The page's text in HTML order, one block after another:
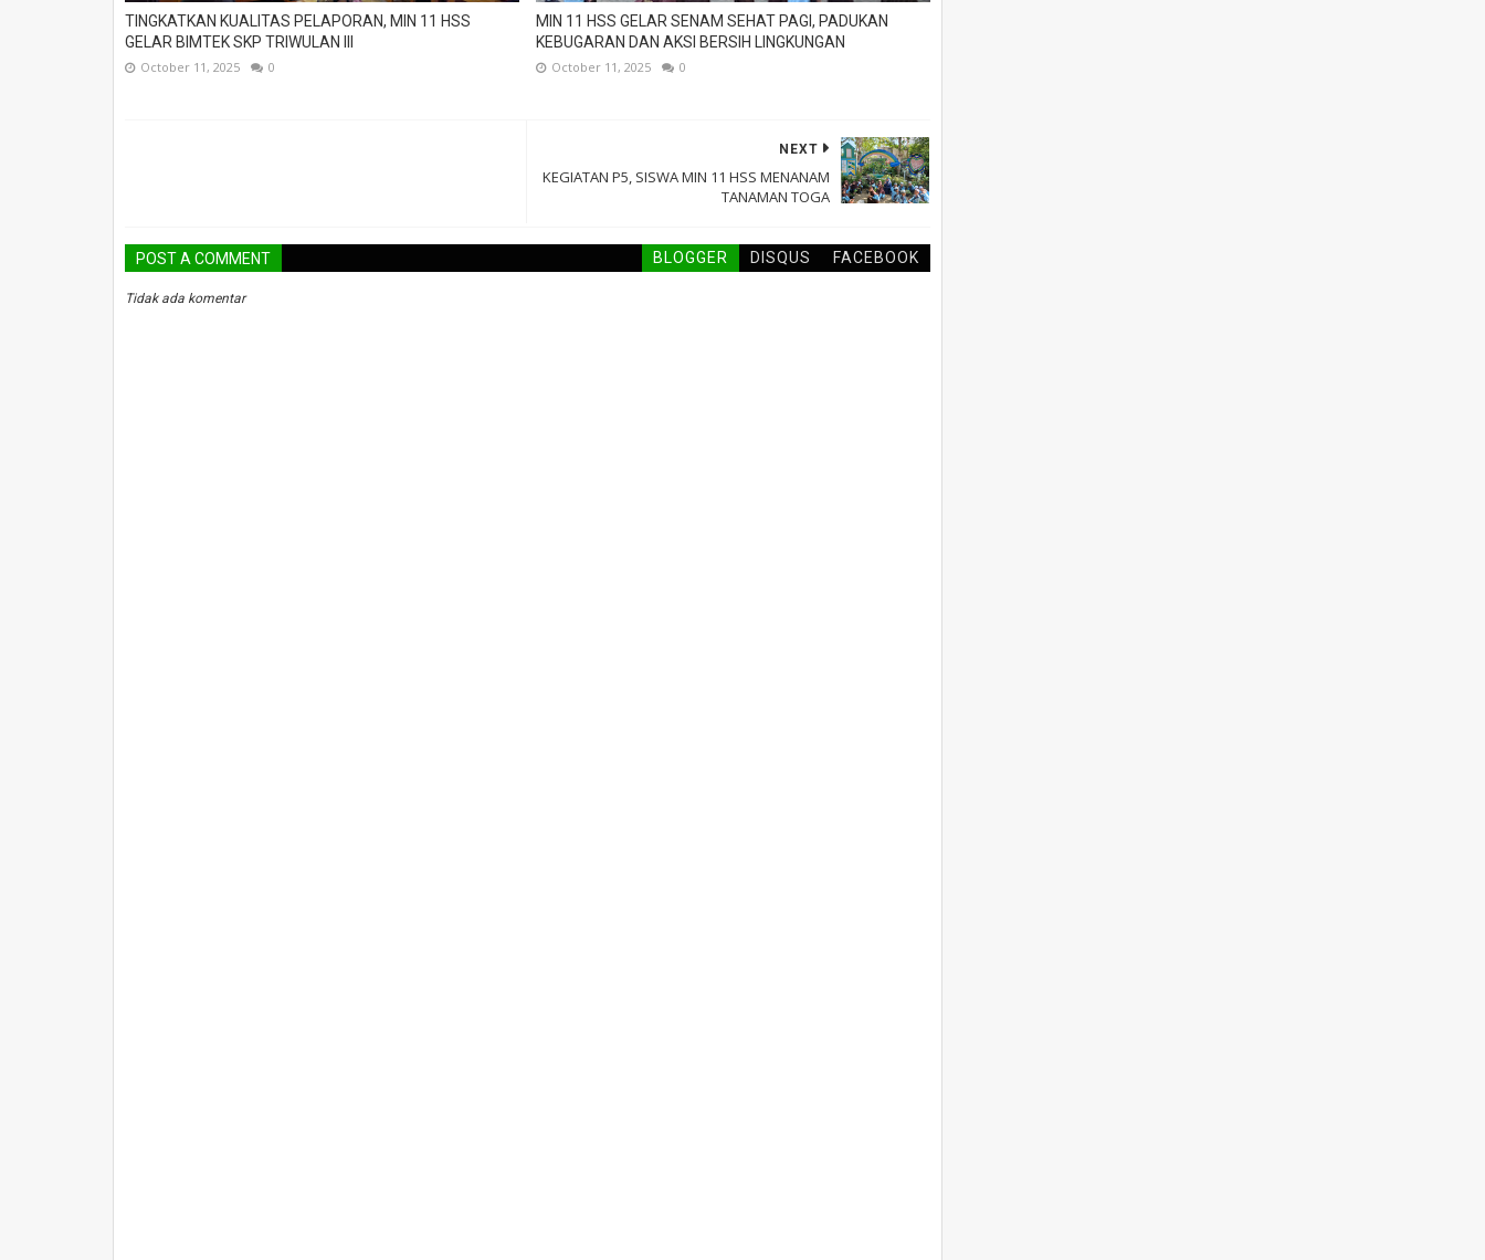
TINGKATKAN KUALITAS PELAPORAN, MIN 11 HSS
GELAR BIMTEK SKP TRIWULAN III
October 11, 2025 0
MIN 11 HSS GELAR SENAM SEHAT PAGI, PADUKAN
KEBUGARAN DAN AKSI BERSIH LINGKUNGAN
October 11, 2025 0
NEXT
KEGIATAN P5, SISWA MIN 11 HSS MENANAM
TANAMAN TOGA
POST A COMMENT BLOGGER DISQUS FACEBOOK
Tidak ada komentar